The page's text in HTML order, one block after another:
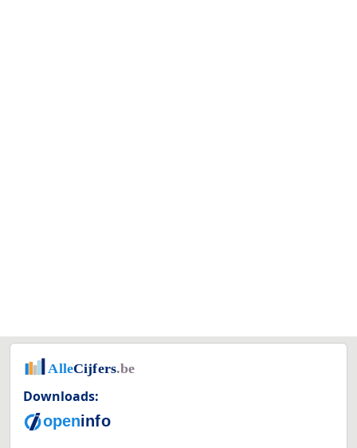
Downloads: